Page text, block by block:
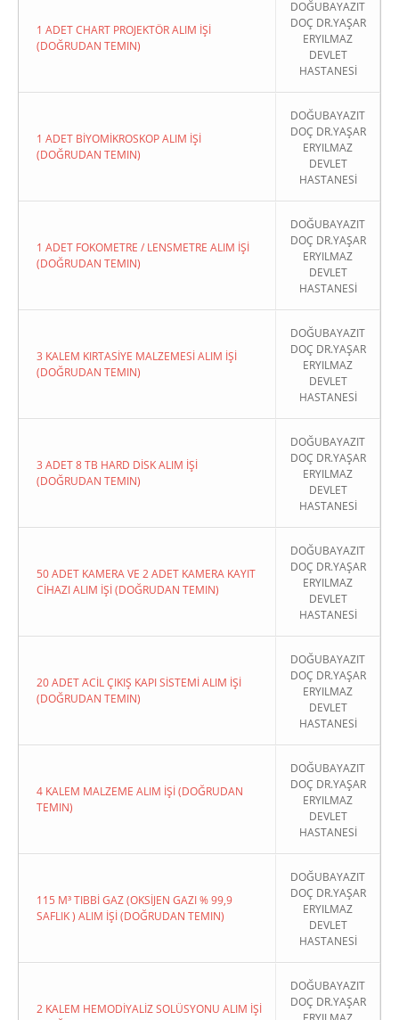
1 ADET CHART PROJEKTÖR ALIM İŞİ
(DOĞRUDAN TEMIN)
DOĞUBAYAZIT
DOÇ DR.YAŞAR
ERYILMAZ
DEVLET
HASTANESİ
1 ADET BİYOMİKROSKOP ALIM İŞİ
(DOĞRUDAN TEMIN)
DOĞUBAYAZIT
DOÇ DR.YAŞAR
ERYILMAZ
DEVLET
HASTANESİ
1 ADET FOKOMETRE / LENSMETRE ALIM İŞİ
(DOĞRUDAN TEMIN)
DOĞUBAYAZIT
DOÇ DR.YAŞAR
ERYILMAZ
DEVLET
HASTANESİ
3 KALEM KIRTASİYE MALZEMESİ ALIM İŞİ
(DOĞRUDAN TEMIN)
DOĞUBAYAZIT
DOÇ DR.YAŞAR
ERYILMAZ
DEVLET
HASTANESİ
3 ADET 8 TB HARD DİSK ALIM İŞİ
(DOĞRUDAN TEMIN)
DOĞUBAYAZIT
DOÇ DR.YAŞAR
ERYILMAZ
DEVLET
HASTANESİ
50 ADET KAMERA VE 2 ADET KAMERA KAYIT
CİHAZI ALIM İŞİ (DOĞRUDAN TEMIN)
DOĞUBAYAZIT
DOÇ DR.YAŞAR
ERYILMAZ
DEVLET
HASTANESİ
20 ADET ACİL ÇIKIŞ KAPI SİSTEMİ ALIM İŞİ
(DOĞRUDAN TEMIN)
DOĞUBAYAZIT
DOÇ DR.YAŞAR
ERYILMAZ
DEVLET
HASTANESİ
4 KALEM MALZEME ALIM İŞİ (DOĞRUDAN
TEMIN)
DOĞUBAYAZIT
DOÇ DR.YAŞAR
ERYILMAZ
DEVLET
HASTANESİ
115 M³ TIBBİ GAZ (OKSİJEN GAZI % 99,9
SAFLIK ) ALIM İŞİ (DOĞRUDAN TEMIN)
DOĞUBAYAZIT
DOÇ DR.YAŞAR
ERYILMAZ
DEVLET
HASTANESİ
2 KALEM HEMODİYALİZ SOLÜSYONU ALIM İŞİ
DOĞUBAYAZIT
DOÇ DR.YAŞAR